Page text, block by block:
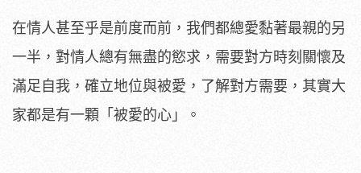
在情人甚至乎是前度而前，我們都總愛黏著最親的另
一半，對情人總有無盡的慾求，需要對方時刻關懷及
滿足自我，確立地位與被愛，了解對方需要，其實大
家都是有一顆「被愛的心」。